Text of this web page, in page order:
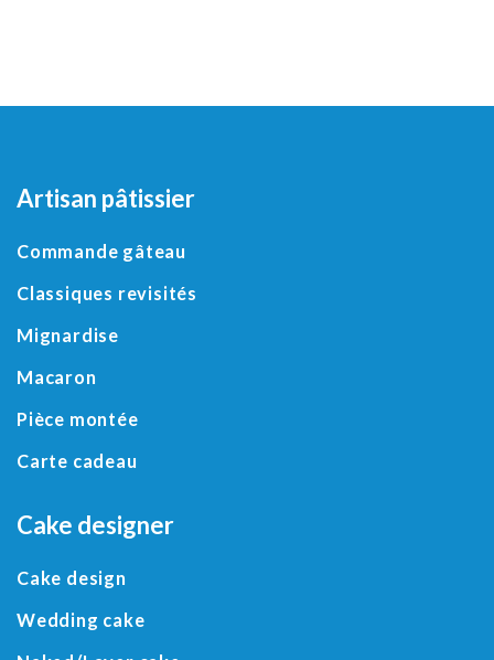
Artisan pâtissier
Commande gâteau
Classiques revisités
Mignardise
Macaron
Pièce montée
Carte cadeau
Cake designer
Cake design
Wedding cake